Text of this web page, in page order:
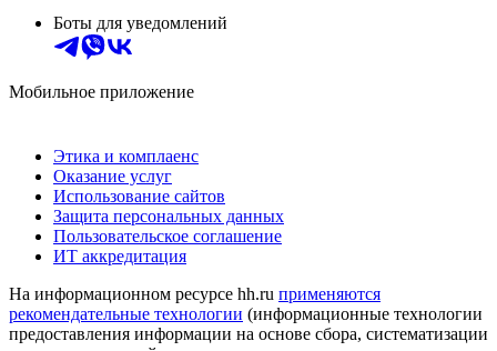
Боты для уведомлений
Мобильное приложение
Этика и комплаенс
Оказание услуг
Использование сайтов
Защита персональных данных
Пользовательское соглашение
ИТ аккредитация
На информационном ресурсе hh.ru применяются
рекомендательные технологии (информационные технологии
предоставления информации на основе сбора, систематизации